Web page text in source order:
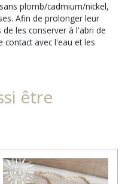
plomb/cadmium/nickel,
Afin de prolonger leur
les conserver à l'abri de
contact avec l'eau et les
être